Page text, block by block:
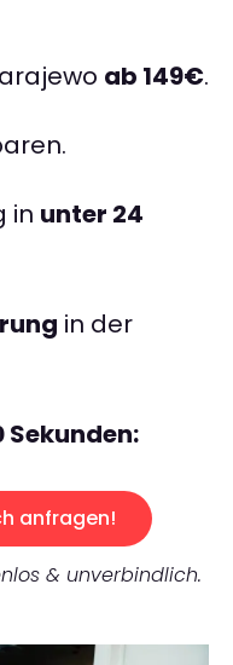
ab 149€.
in unter 24
in der
Sekunden:
anfragen!
& unverbindlich.